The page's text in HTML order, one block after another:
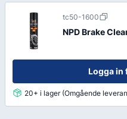
tc50-1600
NPD Brake
Logga in
20+ i lager (Omgående